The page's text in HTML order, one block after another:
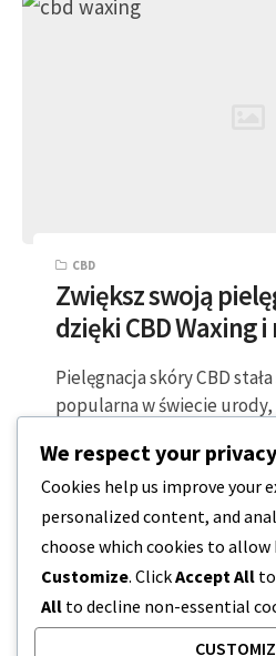
CBD
Zwiększ swoją
dzięki CBD Waxing
Pielęgnacja skóry CBD
popularna w świecie urody,
przeciwbakteryjny i…
3 MINUTY CZYTANIA 2023-04-
We respect your privacy
Cookies help us improve your
personalized content, and
choose which cookies to allow
Customize. ClickAccept All
All to decline non-essential